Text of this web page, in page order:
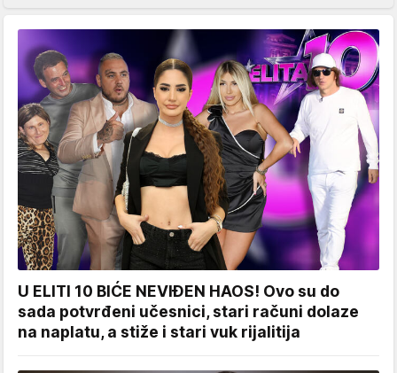
U ELITI 10 BIĆE NEVIĐEN HAOS! Ovo su do
sada potvrđeni učesnici, stari računi dolaze
na naplatu, a stiže i stari vuk rijalitija